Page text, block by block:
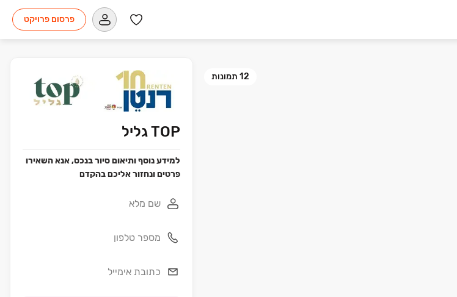
פרסום פרויקט
12 תמונות
TOP גליל
למידע נוסף ותיאום סיור בנכס, אנא השאירו
פרטים ונחזור אליכם בהקדם